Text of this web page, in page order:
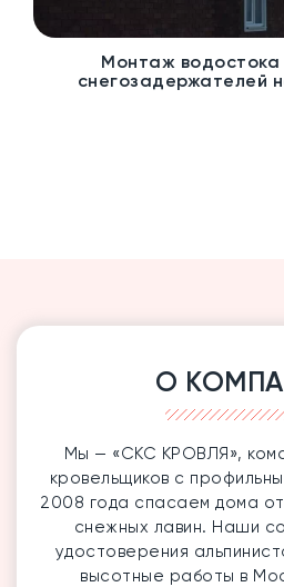
Монтаж водостока
снегозадержателей
О
Мы — «СКС КРОВЛЯ»,
кровельщиков с
2008 года спасаем дома
снежных лавин. Наши
удостоверения
высотные работы в